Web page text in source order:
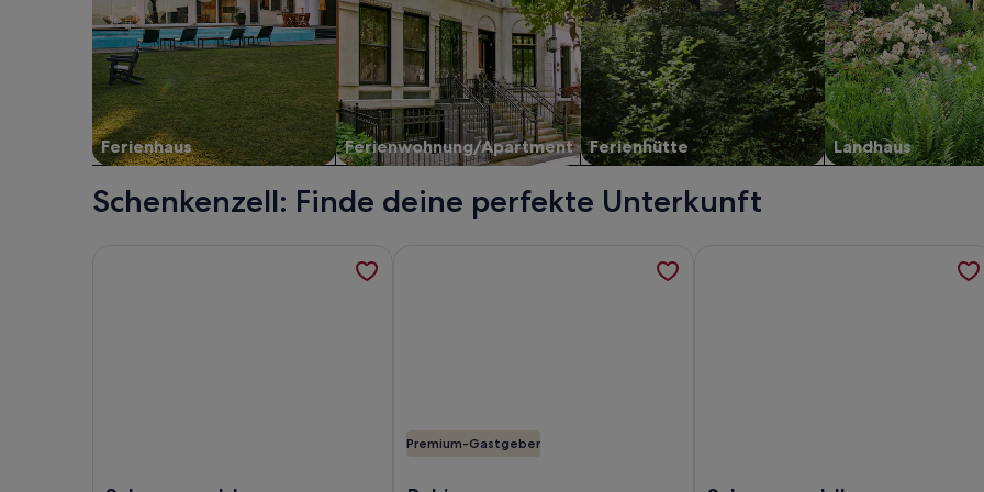
Ferienhaus Ferienwohnung/Apartment Ferienhütte Landhaus
Schenkenzell: Finde deine perfekte Unterkunft
Premium-Gastgeber